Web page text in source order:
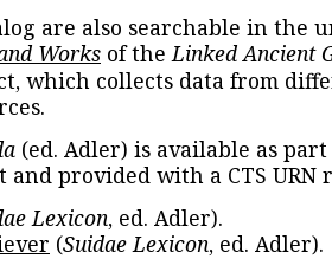
are also searchable in the
Works of theLinked Ancient
which collects data from
(ed. Adler) is available as
and provided with a CTS URN
Lexicon, ed. Adler).
(Suidae Lexicon, ed. Adler).